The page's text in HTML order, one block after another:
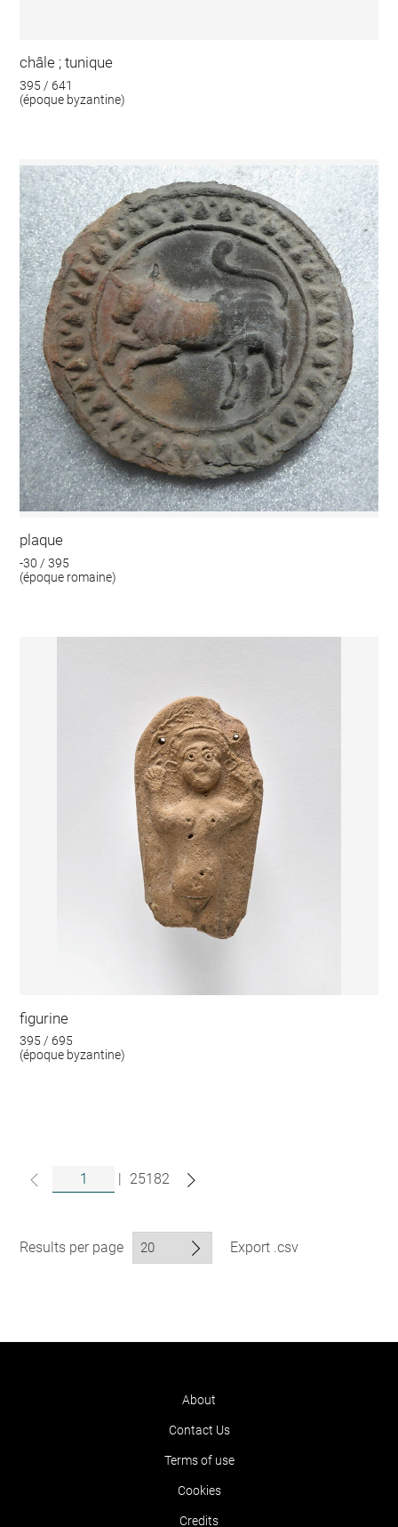
châle ; tunique
395 / 641
(époque byzantine)
plaque
-30 / 395
(époque romaine)
figurine
395 / 695
(époque byzantine)
| 25182
Results per page Export .csv
About
Contact Us
Terms of use
Cookies
Credits